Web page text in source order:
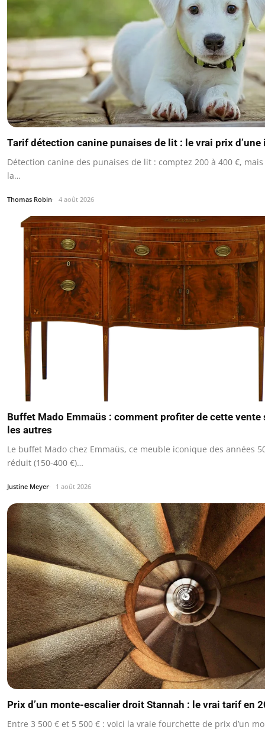
Tarif détection canine punaises de lit : le vrai prix
Détection canine des punaises de lit : comptez 200 à 400 €,
la…
Thomas Robin 4 août 2026
Buffet Mado Emmaüs : comment profiter de cette
les autres
Le buffet Mado chez Emmaüs, ce meuble iconique des années
réduit (150-400 €)…
Justine Meyer 1 août 2026
Prix d’un monte-escalier droit Stannah : le vrai tarif en
Entre 3 500 € et 5 500 € : voici la vraie fourchette de prix d’un